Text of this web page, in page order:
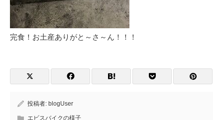
完食！お土産ありがと～さ～ん！！！
投稿者: blogUser
エビスバイクの様子